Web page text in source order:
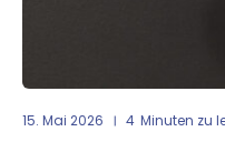
15. Mai 2026 4 Minuten zu